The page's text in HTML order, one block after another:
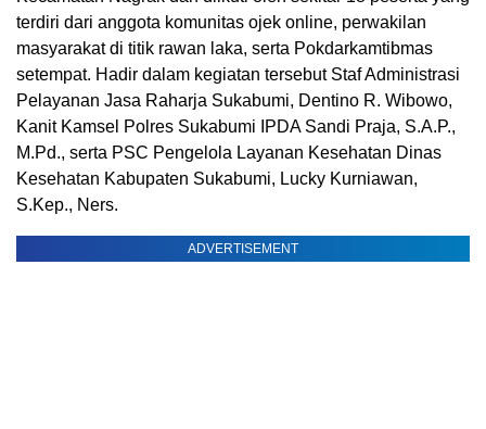
terdiri dari anggota komunitas ojek online, perwakilan
masyarakat di titik rawan laka, serta Pokdarkamtibmas
setempat. Hadir dalam kegiatan tersebut Staf Administrasi
Pelayanan Jasa Raharja Sukabumi, Dentino R. Wibowo,
Kanit Kamsel Polres Sukabumi IPDA Sandi Praja, S.A.P.,
M.Pd., serta PSC Pengelola Layanan Kesehatan Dinas
Kesehatan Kabupaten Sukabumi, Lucky Kurniawan,
S.Kep., Ners.
ADVERTISEMENT